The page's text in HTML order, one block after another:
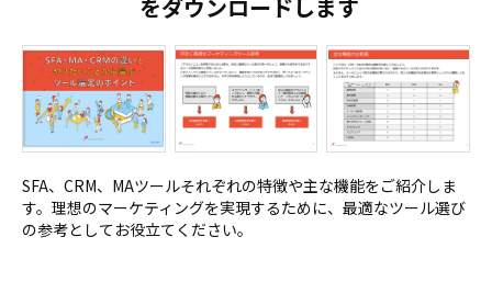
をダウンロードします
SFA、CRM、MAツールそれぞれの特徴や主な機能をご紹介しま
す。理想のマーケティングを実現するために、最適なツール選び
の参考としてお役立てください。